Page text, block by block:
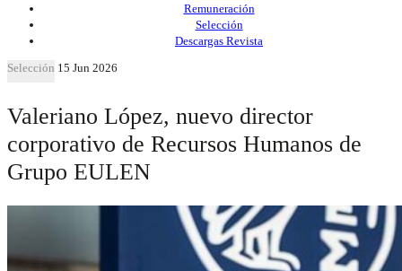
Remuneración
Selección
Descargas Revista
Selección 15 Jun 2026
Valeriano López, nuevo director
corporativo de Recursos Humanos de
Grupo EULEN